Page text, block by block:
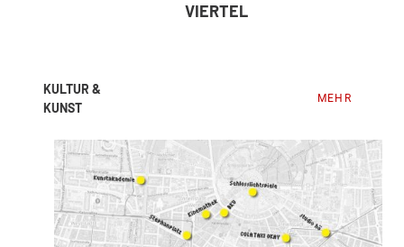
VIERTEL
KULTUR &
KUNST
MEHR